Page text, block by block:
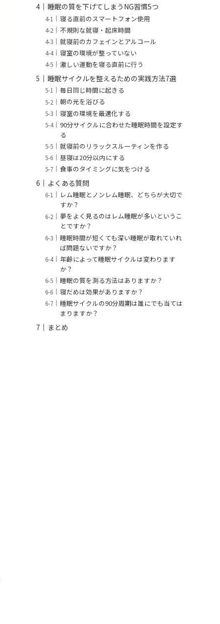
睡眠の質を下げてしまうNG習慣5つ
寝る直前のスマートフォン使用
不規則な就寝・起床時間
就寝前のカフェインとアルコール
寝室の環境が整っていない
激しい運動を寝る直前に行う
睡眠サイクルを整えるための実践方法7選
毎日同じ時間に起きる
朝の光を浴びる
寝室の環境を最適化する
90分サイクルに合わせた睡眠時間を設定す
る
就寝前のリラックスルーティンを作る
昼寝は20分以内にする
食事のタイミングに気をつける
よくある質問
レム睡眠とノンレム睡眠、どちらが大切で
すか？
夢をよく見るのはレム睡眠が多いというこ
とですか？
睡眠時間が短くても深い睡眠が取れていれ
ば問題ないですか？
年齢によって睡眠サイクルは変わります
か？
睡眠の質を測る方法はありますか？
寝だめは効果がありますか？
睡眠サイクルの90分周期は誰にでも当ては
まりますか？
まとめ